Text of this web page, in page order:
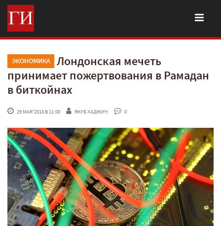
ЭКОНОМИКА
Лондонская мечеть
принимает пожертвования в Рамадан
в биткойнах
29 МАЯ'2018 В 11:00 ЯКУБ ХАДЖИЧ 0